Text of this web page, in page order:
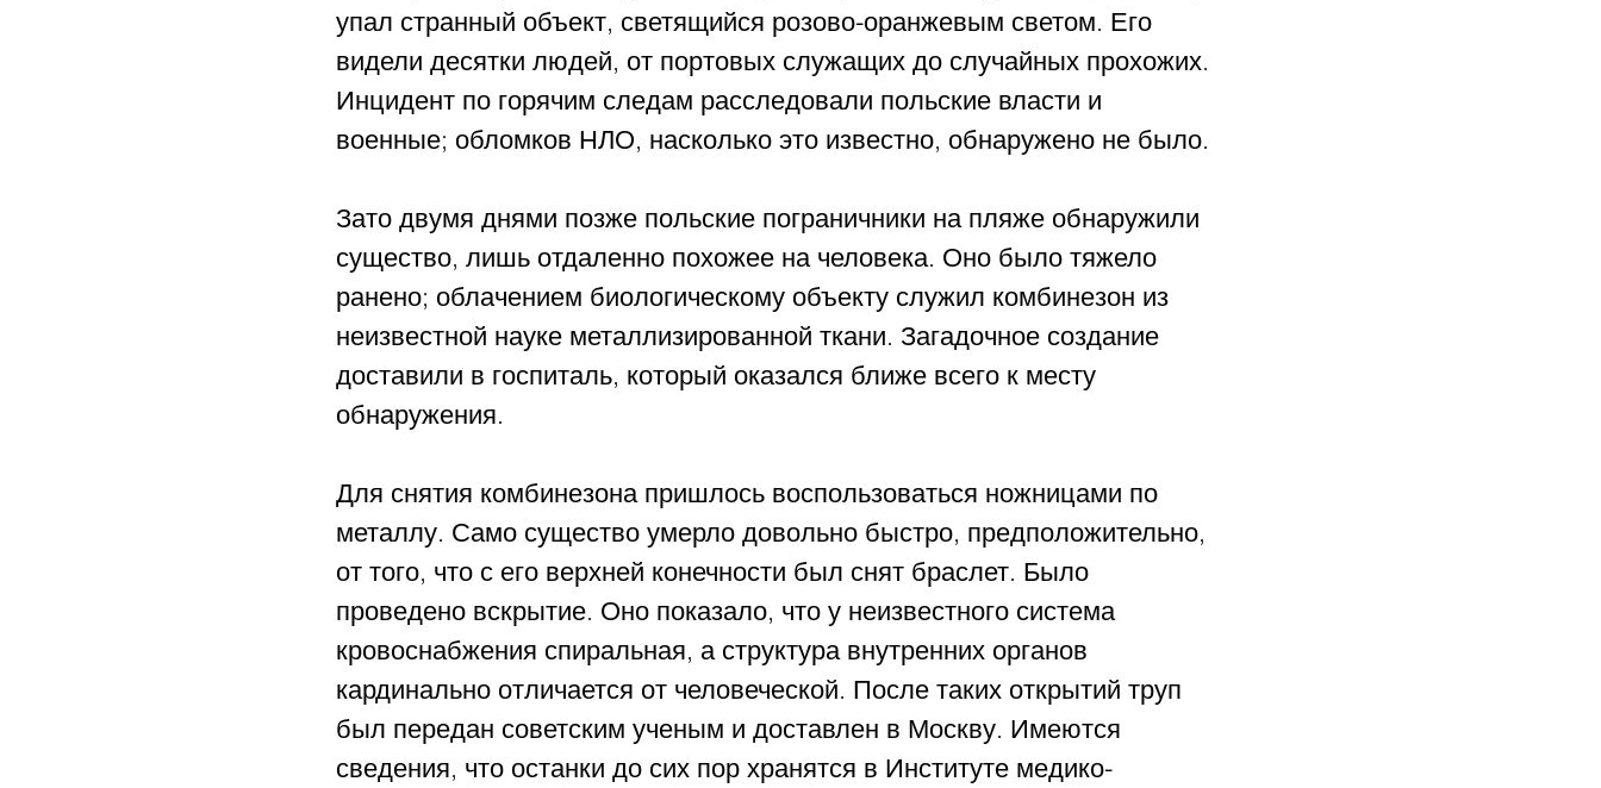
упал странный объект, светящийся розово-оранжевым светом. Его
видели десятки людей, от портовых служащих до случайных прохожих.
Инцидент по горячим следам расследовали польские власти и
военные; обломков НЛО, насколько это известно, обнаружено не было.
Зато двумя днями позже польские пограничники на пляже обнаружили
существо, лишь отдаленно похожее на человека. Оно было тяжело
ранено; облачением биологическому объекту служил комбинезон из
неизвестной науке металлизированной ткани. Загадочное создание
доставили в госпиталь, который оказался ближе всего к месту
обнаружения.
Для снятия комбинезона пришлось воспользоваться ножницами по
металлу. Само существо умерло довольно быстро, предположительно,
от того, что с его верхней конечности был снят браслет. Было
проведено вскрытие. Оно показало, что у неизвестного система
кровоснабжения спиральная, а структура внутренних органов
кардинально отличается от человеческой. После таких открытий труп
был передан советским ученым и доставлен в Москву. Имеются
сведения, что останки до сих пор хранятся в Институте медико-